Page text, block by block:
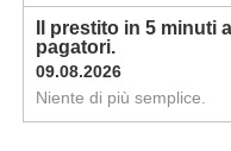
Il prestito in 5 minuti
pagatori.
09.08.2026
Niente di più semplice.